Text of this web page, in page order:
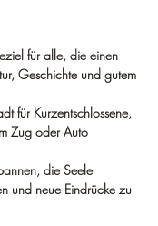
für alle, die einen
Geschichte und gutem
für Kurzentschlossene,
Zug oder Auto
die Seele
und neue Eindrücke zu